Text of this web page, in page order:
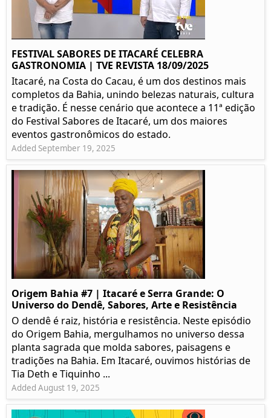
FESTIVAL SABORES DE ITACARÉ CELEBRA
GASTRONOMIA | TVE REVISTA 18/09/2025
Itacaré, na Costa do Cacau, é um dos destinos mais
completos da Bahia, unindo belezas naturais, cultura
e tradição. É nesse cenário que acontece a 11ª edição
do Festival Sabores de Itacaré, um dos maiores
eventos gastronômicos do estado.
Added September 19, 2025
Origem Bahia #7 | Itacaré e Serra Grande: O
Universo do Dendê, Sabores, Arte e Resistência
O dendê é raiz, história e resistência. Neste episódio
do Origem Bahia, mergulhamos no universo dessa
planta sagrada que molda sabores, paisagens e
tradições na Bahia. Em Itacaré, ouvimos histórias de
Tia Deth e Tiquinho ...
Added August 19, 2025